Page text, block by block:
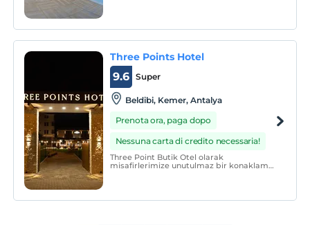
suoi ospiti a un'esperienza di vacanza
Three Points Hotel
Super
9.6
Beldibi, Kemer, Antalya
Prenota ora, paga dopo
Nessuna carta di credito necessaria!
Three Point Butik Otel olarak
misafirlerimize unutulmaz bir konaklama
almaktadır.